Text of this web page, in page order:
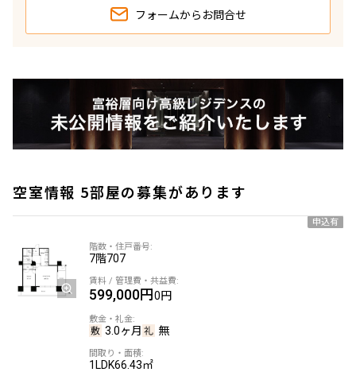
フォームから お問合せ
空室情報 5部屋の募集があります
申込有
7階707
599,000円0円
3.0ヶ月 無
1LDK66.43㎡